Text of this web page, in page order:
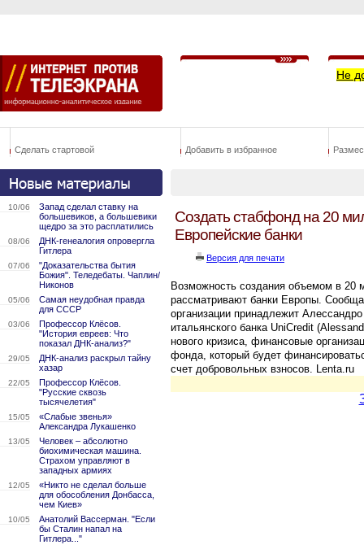
Не
Сделать стартовой Добавить в избранное
10/06
Запад сделал ставку на
большевиков, а большевики
щедро за это расплатились
08/06
ДНК-генеалогия опровергла
Гитлера
07/06
"Доказательства бытия
Божия". Теледебаты. Чаплин/
Никонов
05/06
Самая неудобная правда
для СССР
03/06
Профессор Клёсов.
"История евреев: Что
показал ДНК-анализ?"
29/05
ДНК-анализ раскрыл тайну
хазар
22/05
Профессор Клёсов.
"Русские сквозь
тысячелетия"
15/05
«Слабые звенья»
Александра Лукашенко
13/05
Человек – абсолютно
биохимическая машина.
Страхом управляют в
западных армиях
12/05
«Никто не сделал больше
для обособления Донбасса,
чем Киев»
10/05
Анатолий Вассерман. "Если
бы Сталин напал на
Гитлера..."
Создать стабфонд на 20
Европейские банки
Версия для печати
Возможность создания объемом в 20
рассматривают банки Европы.
организации принадлежит
итальянского банка UniCredit
нового кризиса, финансовые
фонда, который будет
счет добровольных взносов. Lenta.ru